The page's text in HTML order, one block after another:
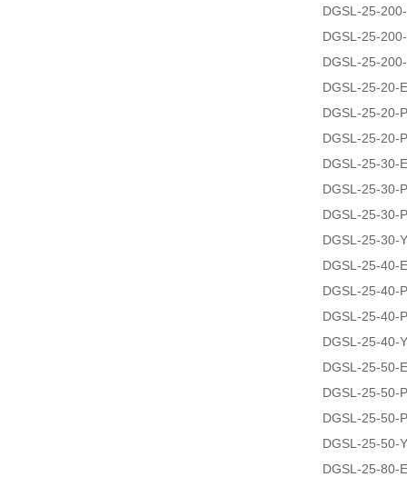
DGSL-25-
DGSL-25-
DGSL-25-
DGSL-25-20-
DGSL-25-20-
DGSL-25-20-
DGSL-25-30-
DGSL-25-30-
DGSL-25-30-
DGSL-25-30-
DGSL-25-40-
DGSL-25-40-
DGSL-25-40-
DGSL-25-40-
DGSL-25-50-
DGSL-25-50-
DGSL-25-50-
DGSL-25-50-
DGSL-25-80-